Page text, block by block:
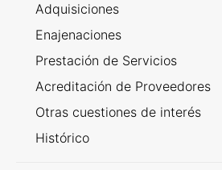
Adquisiciones
Enajenaciones
Prestación de Servicios
Acreditación de Proveedores
Otras cuestiones de interés
Histórico